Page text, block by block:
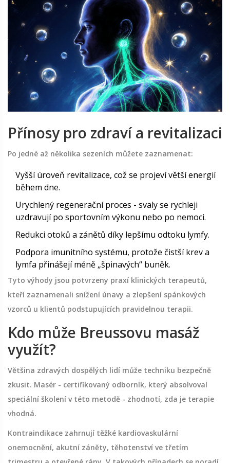
Přínosy pro zdraví a revitalizaci
Po jedné až několika sezeních můžete zaznamenat:
Vyšší úroveň revitalizace, což se projeví větší energií
během dne.
Urychlený regenerační proces - svaly se rychleji
uzdravují po sportovním výkonu nebo po nemoci.
Redukci otoků a zánětů díky lepšímu odtoku lymfy.
Podpora imunitního systému, protože čistší krev a
lymfa přinášejí méně „špinavých“ buněk.
Tyto výhody jsou potvrzeny praxí klinických terapeutů,
kteří zaznamenali snížení únavy a zlepšení spánkových
vzorců u klientů podstupujících pravidelnou terapii.
Kdo může Breussovu masáž
využít?
Většina zdravých dospělých lidí může techniku bezpečně
zkusit. Masér - certifikovaný odborník, který absolvoval
speciální školení v této metodě - zhodnotí, zda je terapie
vhodná.
Kontraindikace zahrnují těžké kardiovaskulární
onemocnění, akutní záněty, těhotenství ve třetím